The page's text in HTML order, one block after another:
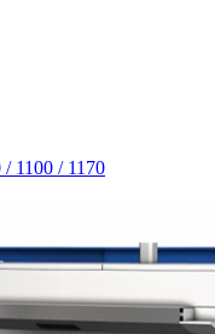
/ 1100 / 1170